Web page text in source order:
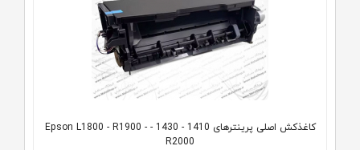
کاغذکش اصلی پرینترهای 1410 - 1430 - Epson L1800 - R1900 -
R2000